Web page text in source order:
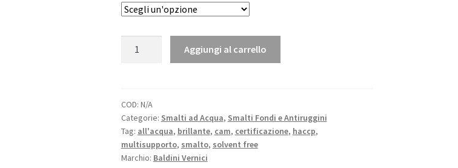
a
59,00 €
-
New
quantità
Aggiungi al carrello
COD: N/A
Categorie: Smalti ad Acqua, Smalti Fondi e Antiruggini
Tag: all'acqua, brillante, cam, certificazione, haccp,
multisupporto, smalto, solvent free
Marchio: Baldini Vernici